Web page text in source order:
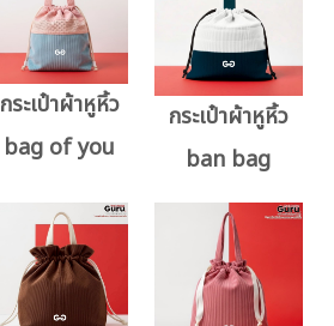
กระเป๋าผ้าหูหิ้ว
bag of you
กระเป๋าผ้าหูหิ้ว
ban bag